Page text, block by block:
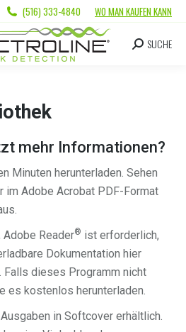
(516) 333-4840 WO MAN KAUFEN KANN
SUCHE
mehr Informationen?
Minuten herunterladen. Sehen
im Adobe Acrobat PDF-Format
Adobe Reader® ist erforderlich,
Dokumentation hier
dieses Programm nicht
es kostenlos herunterladen.
in Softcover erhältlich.